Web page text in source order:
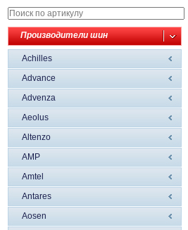
Производители шин
Achilles
Advance
Advenza
Aeolus
Altenzo
AMP
Amtel
Antares
Aosen